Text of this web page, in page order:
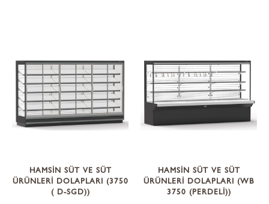
HAMSİN SÜT VE SÜT
ÜRÜNLERİ DOLAPLARI (3750
( D-SGD))
HAMSİN SÜT VE SÜT
ÜRÜNLERİ DOLAPLARI (WB
3750 (PERDELİ))